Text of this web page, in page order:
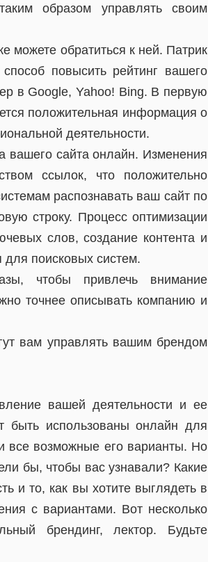
образом управлять своим
можете обратиться к ней. Патрик
повысить рейтинг вашего
в Google, Yahoo! Bing. В первую
положительная информация о
деятельности.
вашего сайта онлайн. Изменения
ссылок, что положительно
распознавать ваш сайт по
строку. Процесс оптимизации
слов, создание контента и
поисковых систем.
чтобы привлечь внимание
точнее описывать компанию и
вам управлять вашим брендом
вашей деятельности и ее
быть использованы онлайн для
все возможные его варианты. Но
бы, чтобы вас узнавали? Какие
и то, как вы хотите выглядеть в
с вариантами. Вот несколько
брендинг, лектор. Будьте